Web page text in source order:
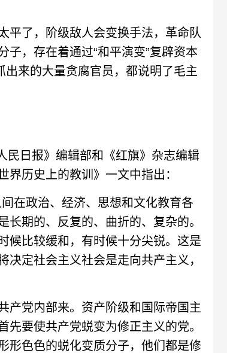
了，阶级敌人会变换手法，革命队
，存在着通过“和平演变”复辟资本
出来的大量贪腐官员，都说明了毛主
日报》编辑部和《红旗》杂志编辑
历史上的教训》一文中指出：
在政治、经济、思想和文化教育各
期的、反复的、曲折的、复杂的。
候比较缓和，有时候十分尖锐。这是
定社会主义社会是走向共产主义，
党内部来。资产阶级和国际帝国主
要使共产党蜕变为修正主义的党。
形色色的蜕化变质分子，他们都是修